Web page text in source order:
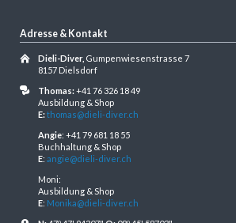
Adresse & Kontakt
Dieli-Diver, Gumpenwiesenstrasse 7
8157 Dielsdorf
Thomas:+41 76 326 18 49
Ausbildung & Shop
E:thomas@dieli-diver.ch
Angie: +41 79 681 18 55
Buchhaltung & Shop
E: angie@dieli-diver.ch
Moni:
Ausbildung & Shop
E: Monika@dieli-diver.ch